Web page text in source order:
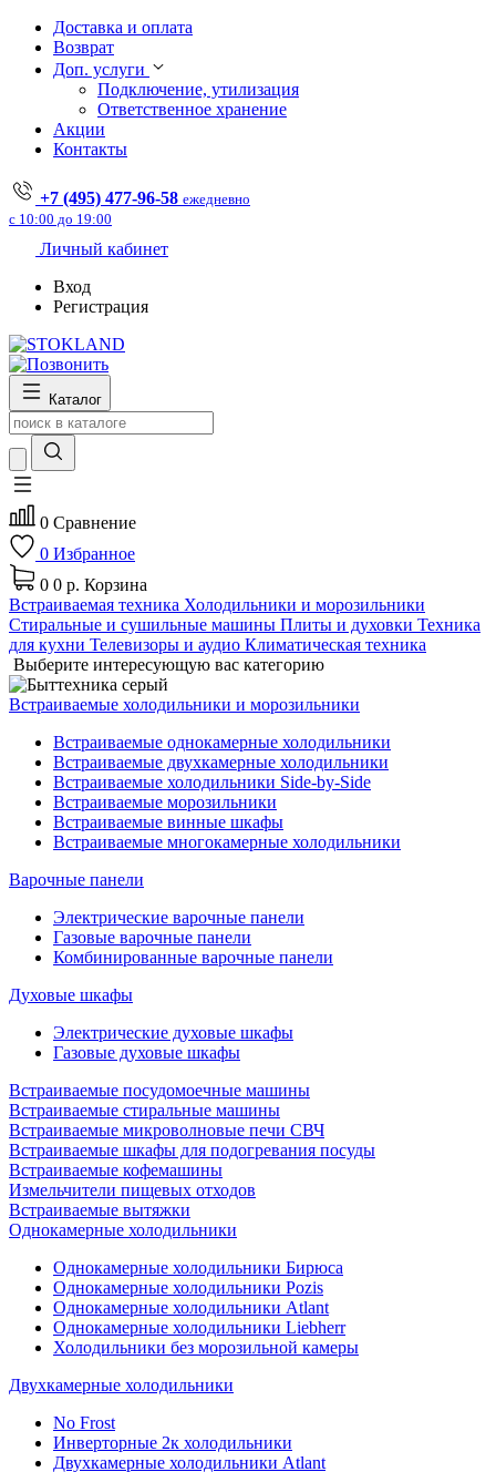
Доставка и оплата
Возврат
Доп. услуги
Подключение, утилизация
Ответственное хранение
Акции
Контакты
+7 (495) 477-96-58 ежедневно
с 10:00 до 19:00
Личный кабинет
Вход
Регистрация
Каталог
0 Сравнение
0 Избранное
0 0 р. Корзина
Встраиваемая техника Холодильники и морозильники
Стиральные и сушильные машины Плиты и духовки Техника
для кухни Телевизоры и аудио Климатическая техника
Выберите интересующую вас категорию
Встраиваемые холодильники и морозильники
Встраиваемые однокамерные холодильники
Встраиваемые двухкамерные холодильники
Встраиваемые холодильники Side-by-Side
Встраиваемые морозильники
Встраиваемые винные шкафы
Встраиваемые многокамерные холодильники
Варочные панели
Электрические варочные панели
Газовые варочные панели
Комбинированные варочные панели
Духовые шкафы
Электрические духовые шкафы
Газовые духовые шкафы
Встраиваемые посудомоечные машины
Встраиваемые стиральные машины
Встраиваемые микроволновые печи СВЧ
Встраиваемые шкафы для подогревания посуды
Встраиваемые кофемашины
Измельчители пищевых отходов
Встраиваемые вытяжки
Однокамерные холодильники
Однокамерные холодильники Бирюса
Однокамерные холодильники Pozis
Однокамерные холодильники Atlant
Однокамерные холодильники Liebherr
Холодильники без морозильной камеры
Двухкамерные холодильники
No Frost
Инверторные 2к холодильники
Двухкамерные холодильники Atlant